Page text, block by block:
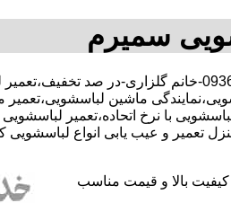
سمیرم
با-09368059612-خانم گلزاری-در صد
ماشین
با نرخ اتحاده،تعمیر لباسشویی
و عیب یابی انواع لباسشویی
بالا و قیمت مناسب